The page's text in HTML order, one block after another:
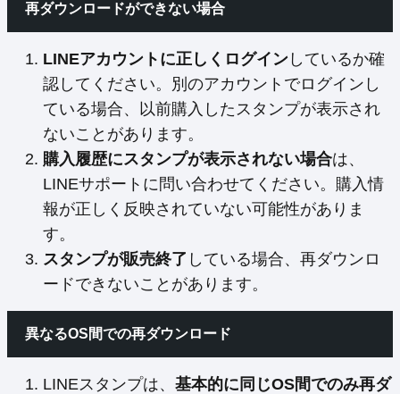
再ダウンロードができない場合
LINEアカウントに正しくログイン しているか確
認してください。別のアカウントでログインし
ている場合、以前購入したスタンプが表示され
ないことがあります。
購入履歴にスタンプが表示されない場合は、
LINEサポートに問い合わせてください。購入情
報が正しく反映されていない可能性がありま
す。
スタンプが販売終了 している場合、再ダウンロ
ードできないことがあります。
異なるOS間での再ダウンロード
LINEスタンプは、 基本的に同じOS間でのみ再ダ